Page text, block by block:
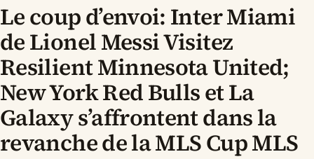
Le coup d’envoi: Inter Miami
de Lionel Messi Visitez
Resilient Minnesota United;
New York Red Bulls et La
Galaxy s’affrontent dans la
revanche de la MLS Cup MLS